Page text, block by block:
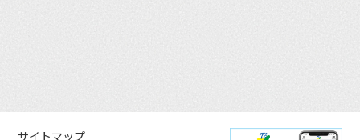
サイトマップ